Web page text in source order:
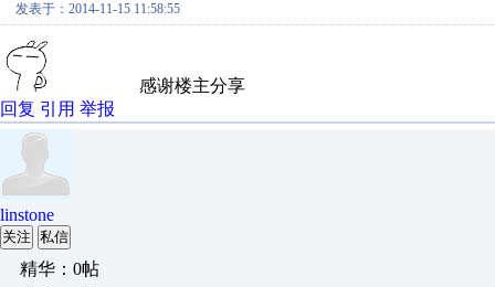
发表于：2014-11-15 11:58:55
感谢楼主分享
回复 引用 举报
linstone
关注 私信
精华：0帖